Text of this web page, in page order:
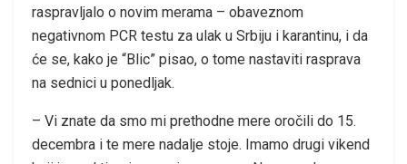
raspravljalo o novim merama – obaveznom
negativnom PCR testu za ulak u Srbiju i karantinu, i da
će se, kako je “Blic” pisao, o tome nastaviti rasprava
na sednici u ponedljak.
– Vi znate da smo mi prethodne mere oročili do 15.
decembra i te mere nadalje stoje. Imamo drugi vikend